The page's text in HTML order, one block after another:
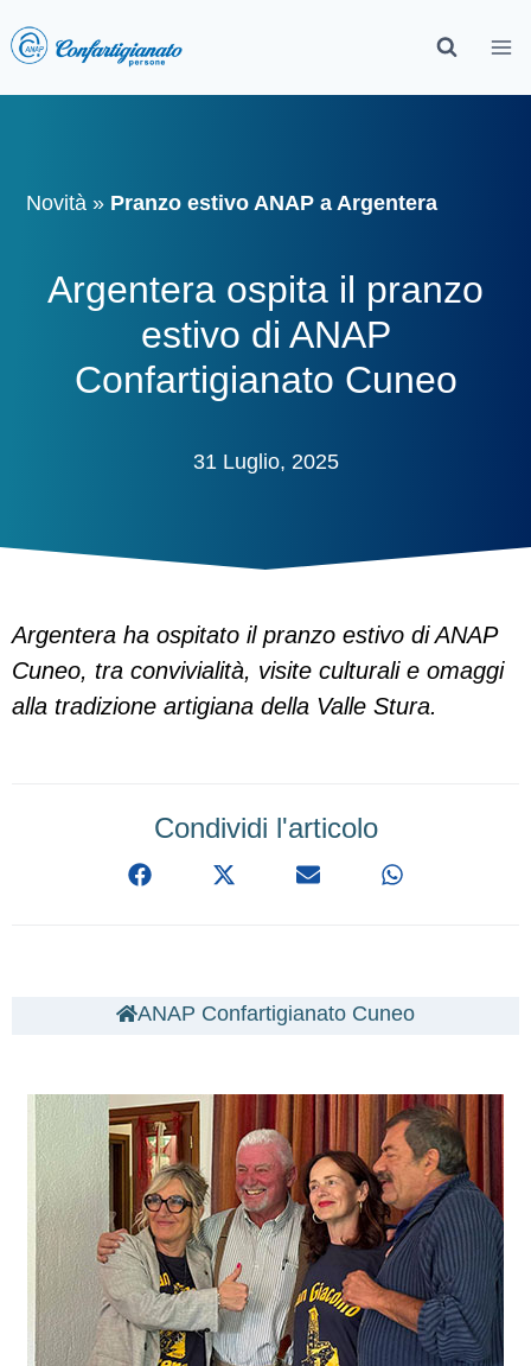
Novità » Pranzo estivo ANAP a Argentera
Argentera ospita il pranzo
estivo di ANAP
Confartigianato Cuneo
31 Luglio, 2025
Argentera ha ospitato il pranzo estivo di ANAP
Cuneo, tra convivialità, visite culturali e omaggi
alla tradizione artigiana della Valle Stura.
Condividi l'articolo
ANAP Confartigianato Cuneo